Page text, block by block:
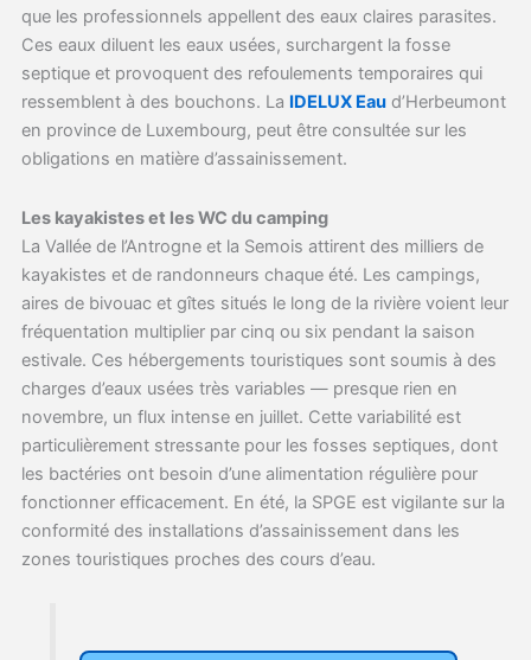
que les professionnels appellent des eaux claires parasites.
Ces eaux diluent les eaux usées, surchargent la fosse
septique et provoquent des refoulements temporaires qui
ressemblent à des bouchons. La IDELUX Eau d’Herbeumont
en province de Luxembourg, peut être consultée sur les
obligations en matière d’assainissement.
Les kayakistes et les WC du camping
La Vallée de l’Antrogne et la Semois attirent des milliers de
kayakistes et de randonneurs chaque été. Les campings,
aires de bivouac et gîtes situés le long de la rivière voient leur
fréquentation multiplier par cinq ou six pendant la saison
estivale. Ces hébergements touristiques sont soumis à des
charges d’eaux usées très variables — presque rien en
novembre, un flux intense en juillet. Cette variabilité est
particulièrement stressante pour les fosses septiques, dont
les bactéries ont besoin d’une alimentation régulière pour
fonctionner efficacement. En été, la SPGE est vigilante sur la
conformité des installations d’assainissement dans les
zones touristiques proches des cours d’eau.